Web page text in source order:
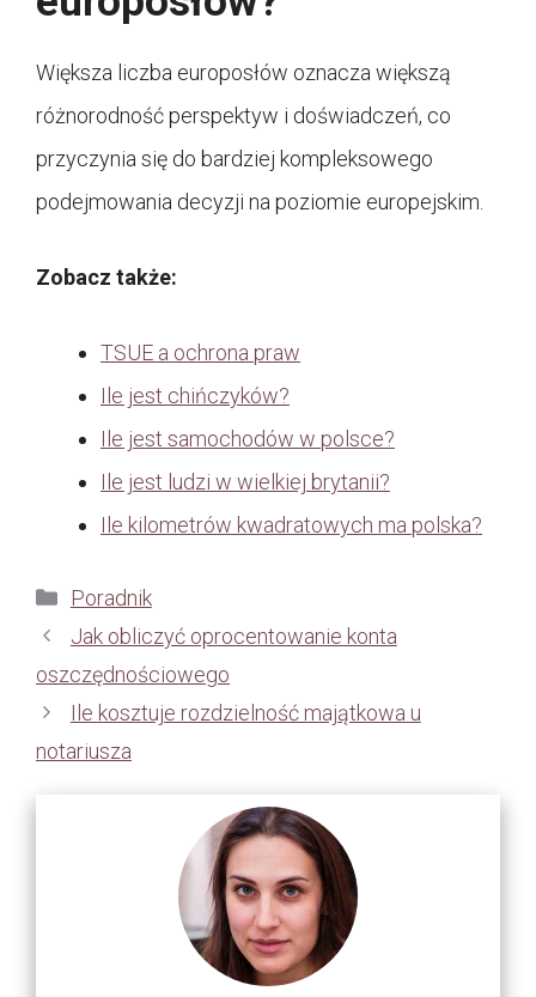
Większa liczba europosłów oznacza większą
różnorodność perspektyw i doświadczeń, co
przyczynia się do bardziej kompleksowego
podejmowania decyzji na poziomie europejskim.
Zobacz także:
TSUE a ochrona praw
Ile jest chińczyków?
Ile jest samochodów w polsce?
Ile jest ludzi w wielkiej brytanii?
Ile kilometrów kwadratowych ma polska?
Kategorie
Poradnik
Jak obliczyć oprocentowanie konta
oszczędnościowego
Ile kosztuje rozdzielność majątkowa u
notariusza